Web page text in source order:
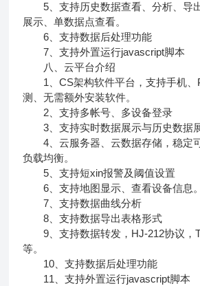
5、支持历史数据查看、分析、导
展示、单数据点查看。
6、支持数据后处理功能
7、支持外置运行javascript脚本
八、云平台介绍
1、CS架构软件平台，支持手机、
测、无需额外安装软件。
2、支持多帐号、多设备登录
3、支持实时数据展示与历史数据
4、云服务器、云数据存储，稳定可
负载均衡。
5、支持短xin报警及阈值设置
6、支持地图显示、查看设备信息。
7、支持数据曲线分析
8、支持数据导出表格形式
9、支持数据转发，HJ-212协议，
等。
10、支持数据后处理功能
11、支持外置运行javascript脚本